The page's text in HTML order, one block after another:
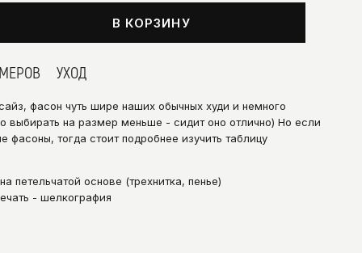
В КОРЗИНУ
фасон чуть шире наших обычных худи и немного
выбирать на размер меньше - сидит оно отлично) Но если
тогда стоит подробнее изучить таблицу
петельчатой основе (трехнитка, пенье)
- шелкография
УХОД